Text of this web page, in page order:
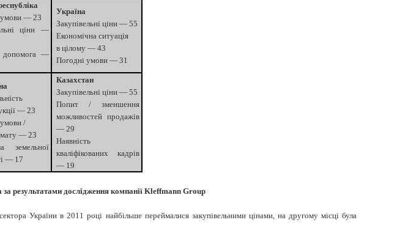
умови — 23
ціни —
допомога —
Україна
Закупівельні ціни — 55
Економічна ситуація
в цілому — 43
Погодні умови — 31
— 23
/
— 23
земельної
— 17
Казахстан
Закупівельні ціни — 55
Попит / зменшення
можливостей продажів
— 29
Наявність
кваліфікованих кадрів
— 19
результатами дослідження компанії Kleffmann Group
України в 2011 році найбільше переймалися закупівельними цінами, на другому місці була